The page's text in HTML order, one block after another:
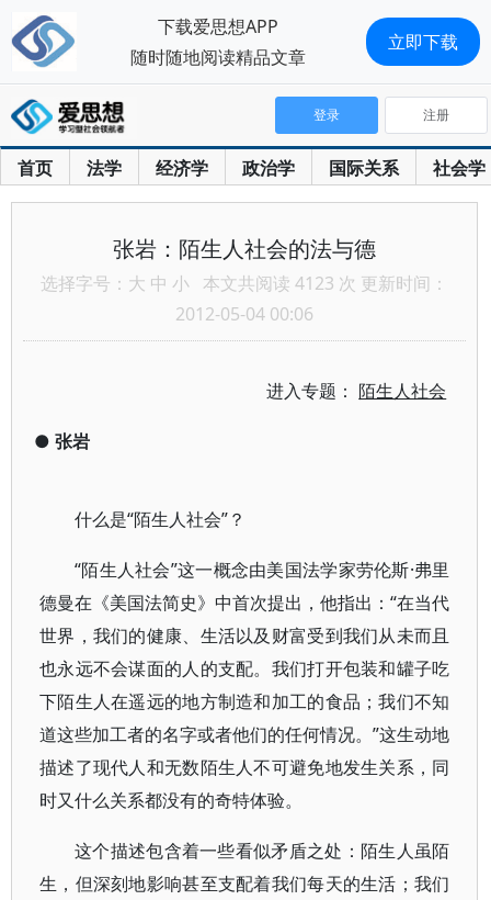
首页 法学 经济学 政治学 国际关系 社会学
登录 注册
张岩：陌生人社会的法与德
选择字号： 大 中 小 本文共阅读 4123 次 更新时间：
2012-05-04 00:06
进入专题： 陌生人社会
● 张岩
什么是“陌生人社会”？
“陌生人社会”这一概念由美国法学家劳伦斯·弗里
德曼在《美国法简史》中首次提出，他指出：“在当代
世界，我们的健康、生活以及财富受到我们从未而且
也永远不会谋面的人的支配。我们打开包装和罐子吃
下陌生人在遥远的地方制造和加工的食品；我们不知
道这些加工者的名字或者他们的任何情况。”这生动地
描述了现代人和无数陌生人不可避免地发生关系，同
时又什么关系都没有的奇特体验。
这个描述包含着一些看似矛盾之处：陌生人虽陌
生，但深刻地影响甚至支配着我们每天的生活；我们
下载爱思想APP
随时随地阅读精品文章
立即下载